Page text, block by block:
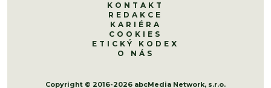
KONTAKT
REDAKCE
KARIÉRA
COOKIES
ETICKÝ KODEX
O NÁS
Copyright © 2016-2026 abcMedia Network, s.r.o.